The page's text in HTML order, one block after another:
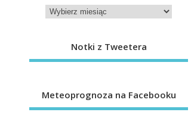
Notki z Tweetera
Meteoprognoza na Facebooku